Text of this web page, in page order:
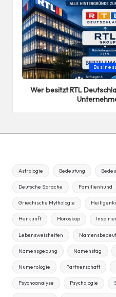
Posted
in
Wer besitzt RTL
Astrologie Bedeutung
Deutsche Sprache Familienhund
Griechische Mythologie
Herkunft Horoskop
Lebensweisheiten
Namensgebung Namenstag
Numerologie Partnerschaft
Psychoanalyse Psychologie